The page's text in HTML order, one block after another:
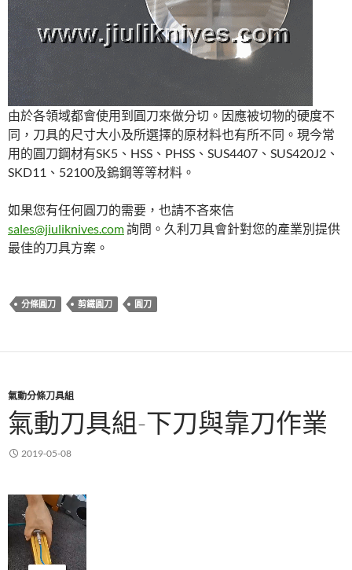
由於各領域都會使用到圓刀來做分切。因應被切物的硬度不
同，刀具的尺寸大小及所選擇的原材料也有所不同。現今常
用的圓刀鋼材有SK5、HSS、PHSS、SUS4407、SUS420J2、
SKD11、52100及鎢鋼等等材料。
如果您有任何圓刀的需要，也請不吝來信
sales@jiuliknives.com詢問。久利刀具會針對您的產業別提供
最佳的刀具方案。
分條圓刀 剪鐵圓刀 圓刀
氣動分條刀具組
氣動刀具組-下刀與靠刀作業
2019-05-08
視
訊
放